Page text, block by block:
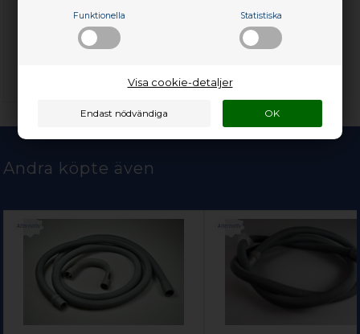
Funktionella Statistiska
Visa cookie-detaljer
475,00
(Lev. 1-3 arbetsdagar)
Andra köpte även